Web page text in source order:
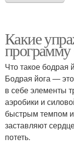
Какие
программу
Что такое бодрая
Бодрая йога —
в себе элементы
аэробики и
быстрым темпом
заставляют
потеть.